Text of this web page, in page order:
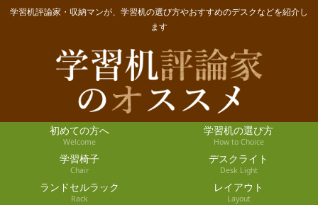
学習机評論家・収納マンが、学習机の選び方やおすすめのデスクなどを紹介し
ます
初めての方へ
Welcome
学習机の選び方
How to Choice
学習椅子
Chair
デスクライト
Desk Light
ランドセルラック
Rack
レイアウト
Layout